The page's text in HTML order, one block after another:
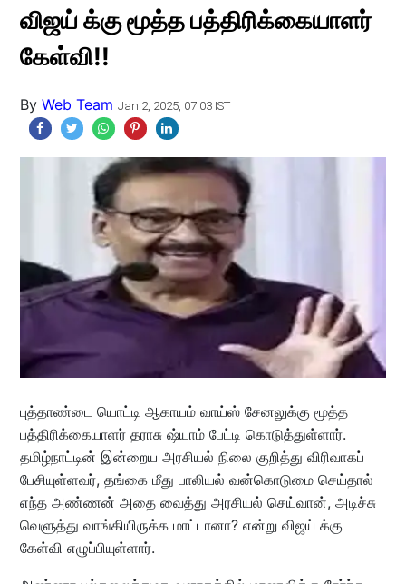
விஜய் க்கு மூத்த பத்திரிக்கையாளர்
கேள்வி!!
By Web Team Jan 2, 2025, 07:03 IST
புத்தாண்டை யொட்டி ஆகாயம் வாய்ஸ் சேனலுக்கு மூத்த
பத்திரிக்கையாளர் தராசு ஷ்யாம் பேட்டி கொடுத்துள்ளார்.
தமிழ்நாட்டின் இன்றைய அரசியல் நிலை குறித்து விரிவாகப்
பேசியுள்ளவர், தங்கை மீது பாலியல் வன்கொடுமை செய்தால்
எந்த அண்ணன் அதை வைத்து அரசியல் செய்வான், அடிச்சு
வெளுத்து வாங்கியிருக்க மாட்டானா? என்று விஜய் க்கு
கேள்வி எழுப்பியுள்ளார்.